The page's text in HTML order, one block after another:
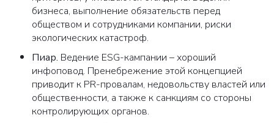
бизнеса, выполнение обязательств перед
обществом и сотрудниками компании, риски
экологических катастроф.
Пиар. Ведение ESG-кампании – хороший
инфоповод. Пренебрежение этой концепцией
приводит к PR-провалам, недовольству властей или
общественности, а также к санкциям со стороны
контролирующих органов.